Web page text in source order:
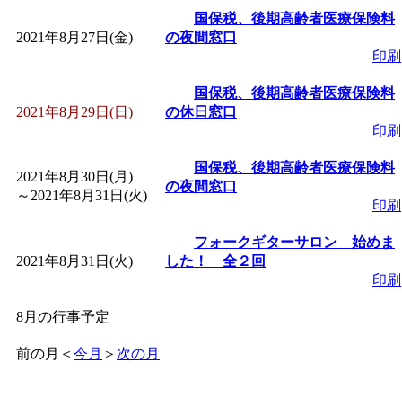
2021年8月27日(金)
国保税、後期高齢者医療保険料
の夜間窓口
印刷
2021年8月29日(日)
国保税、後期高齢者医療保険料
の休日窓口
印刷
2021年8月30日(月)
～ 2021年8月31日(火)
国保税、後期高齢者医療保険料
の夜間窓口
印刷
2021年8月31日(火)
フォークギターサロン 始めま
した！ 全２回
印刷
8月の行事予定
前の月 ＜ 今月 ＞ 次の月